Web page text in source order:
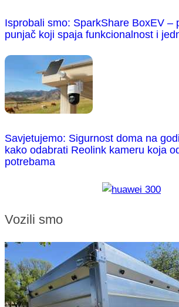
Isprobali smo: SparkShare BoxEV –
punjač koji spaja funkcionalnost i
Savjetujemo: Sigurnost doma na
kako odabrati Reolink kameru koja
potrebama
Vozili smo